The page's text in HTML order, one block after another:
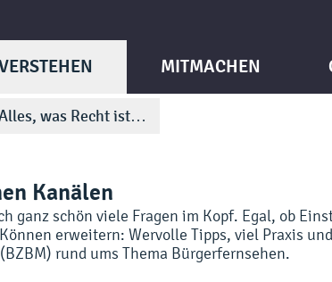
was Recht ist…
MITMACHEN
Kanälen
ganz schön viele Fragen im Kopf. Egal, ob
erweitern: Wervolle Tipps, viel Praxis
rund ums Thema Bürgerfernsehen.